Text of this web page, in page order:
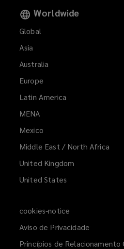
Worldwide
Global
Asia
Australia
Europe
Latin America
MENA
new
window)
Mexico
Middle East / North Africa
United Kingdom
United States
cookies-notice
Aviso de Privacidade
Princípios de Relacionamento